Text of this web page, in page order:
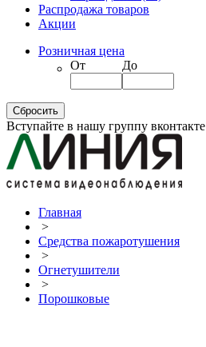
Распродажа товаров
Акции
Розничная цена
От
До
Вступайте в нашу группу вконтакте
Главная
>
Средства пожаротушения
>
Огнетушители
>
Порошковые